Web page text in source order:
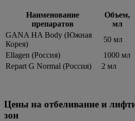
Наименование
препаратов
Объем,
мл
GANA HA Body (Южная
Корея)
50 мл
Ellagen (Россия)
1000 мл
Repart G Normal (Россия)
2 мл
Цены на отбеливание и
зон